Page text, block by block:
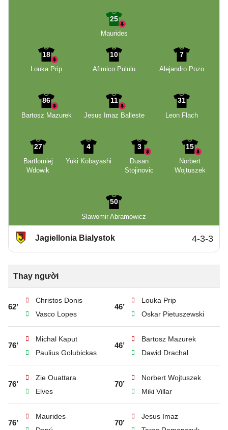
25
Maurides
18
Louka Prip
10
Afimico Pululu
7
Alejandro Pozo
86
Bartosz Mazurek
11
Jesus Imaz Balleste
31
Leon Flach
27
Bartlomiej
Wdowik
4
Yuki Kobayashi
3
Dusan
Stojinovic
15
Norbert
Wojtuszek
50
Slawomir Abramowicz
Jagiellonia Bialystok 4-3-3
Thay người
62’
Christos Donis
Vasco Lopes
46’
Louka Prip
Oskar Pietuszewski
76’
Michal Kaput
Paulius Golubickas
46’
Bartosz Mazurek
Dawid Drachal
76’
Zie Ouattara
Elves
70’
Norbert Wojtuszek
Miki Villar
76’
Maurides
70’
Jesus Imaz